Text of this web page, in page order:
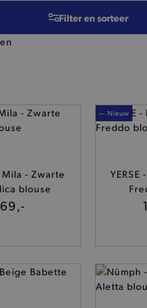
Filter en sorteer
- Zwarte
blouse
69,-
— Nieuw
YERSE